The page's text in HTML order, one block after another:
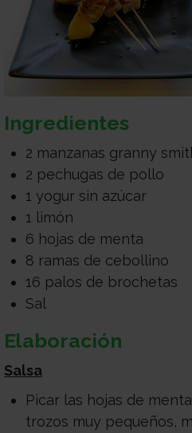
Ingredientes
2 manzanas granny
2 pechugas de pollo
1 yogur sin azúcar
1 limón
6 hojas de menta
8 ramas de cebollino
16 palos de brochetas
Sal
Elaboración
Salsa
Picar las hojas de
trozos muy pequeños,